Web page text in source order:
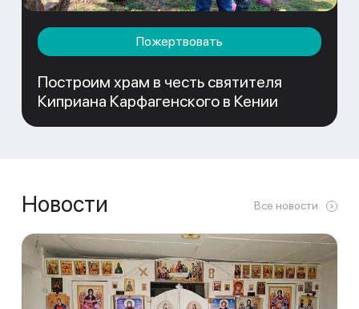
Пожертвовать
Построим храм в честь святителя
Киприана Карфагенского в Кении
Новости Все новости